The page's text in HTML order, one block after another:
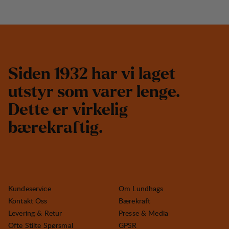
Siden 1932 har vi laget
utstyr som varer lenge.
Dette er virkelig
bærekraftig.
Kundeservice
Kontakt Oss
Levering & Retur
Ofte Stilte Spørsmal
Om Lundhags
Bærekraft
Presse & Media
GPSR